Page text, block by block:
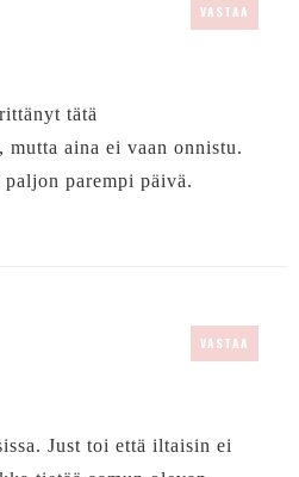
VASTAA
tätä
aina ei vaan onnistu.
parempi päivä.
VASTAA
Just toi että iltaisin ei